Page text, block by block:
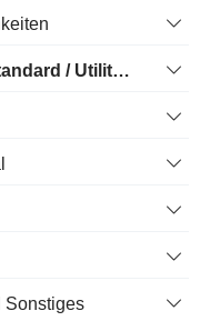
Gesamtverbindlichkeiten - (Standard / Utility Vorlage)
Sonstiges